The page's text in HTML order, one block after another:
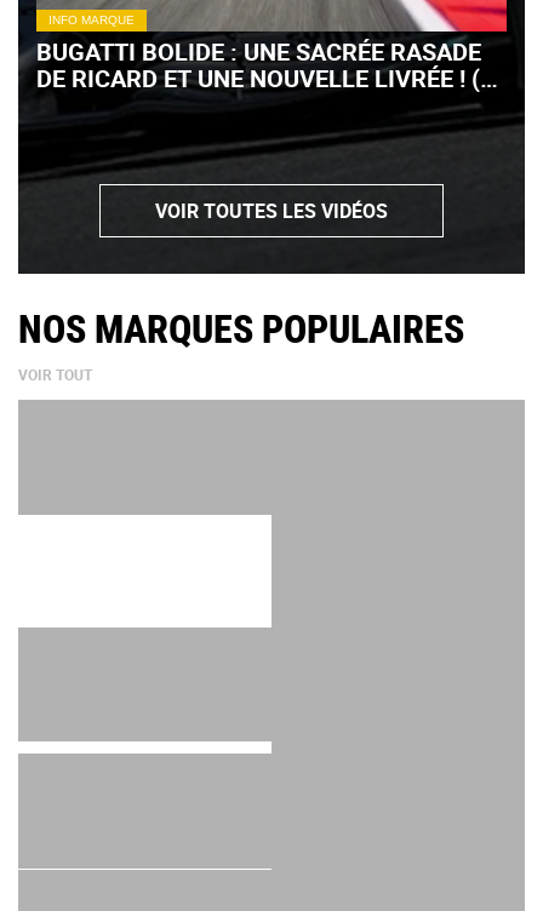
INFO MARQUE
BUGATTI BOLIDE : UNE SACRÉE RASADE
DE RICARD ET UNE NOUVELLE LIVRÉE ! (+
VIDÉO)
VOIR TOUTES LES VIDÉOS
NOS MARQUES POPULAIRES
VOIR TOUT